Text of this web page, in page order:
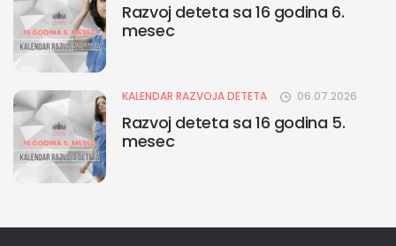
Razvoj deteta sa 16 godina 6.
mesec
KALENDAR RAZVOJA DETETA 06.07.2026
Razvoj deteta sa 16 godina 5.
mesec